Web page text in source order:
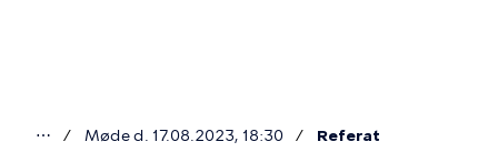
⋯ Møde d. 17.08.2023, 18:30 Referat